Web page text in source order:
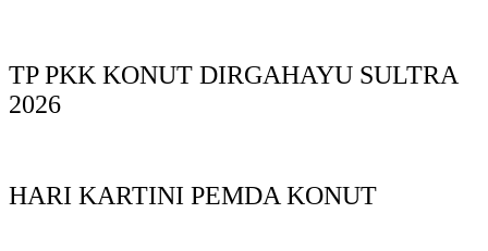
TP PKK KONUT DIRGAHAYU SULTRA
2026
HARI KARTINI PEMDA KONUT